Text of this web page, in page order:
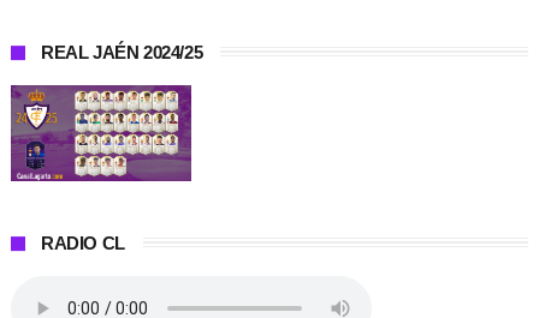
REAL JAÉN 2024/25
RADIO CL